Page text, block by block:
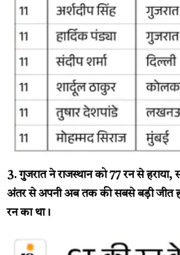
3. गुजरात ने राजस्थान को 77 रन से हराया,
अंतर से अपनी अब तक की सबसे बड़ी जीत
रन का था।